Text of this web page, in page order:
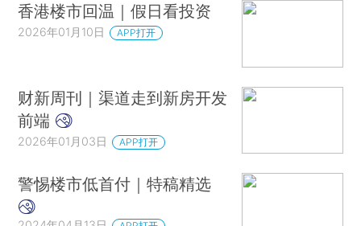
香港楼市回温｜假日看投资
2026年01月10日 APP打开
财新周刊｜渠道走到新房开发
前端
2026年01月03日 APP打开
警惕楼市低首付｜特稿精选